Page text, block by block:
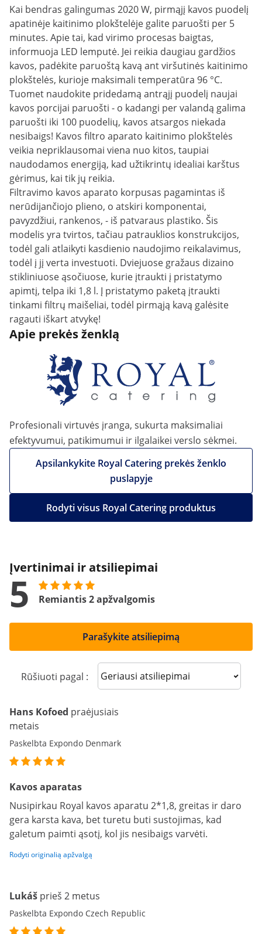
Kai bendras galingumas 2020 W, pirmąjį kavos puodelį
apatinėje kaitinimo plokštelėje galite paruošti per 5
minutes. Apie tai, kad virimo procesas baigtas,
informuoja LED lemputė. Jei reikia daugiau gardžios
kavos, padėkite paruoštą kavą ant viršutinės kaitinimo
plokštelės, kurioje maksimali temperatūra 96 °C.
Tuomet naudokite pridedamą antrąjį puodelį naujai
kavos porcijai paruošti - o kadangi per valandą galima
paruošti iki 100 puodelių, kavos atsargos niekada
nesibaigs! Kavos filtro aparato kaitinimo plokštelės
veikia nepriklausomai viena nuo kitos, taupiai
naudodamos energiją, kad užtikrintų idealiai karštus
gėrimus, kai tik jų reikia.
Filtravimo kavos aparato korpusas pagamintas iš
nerūdijančiojo plieno, o atskiri komponentai,
pavyzdžiui, rankenos, - iš patvaraus plastiko. Šis
modelis yra tvirtos, tačiau patrauklios konstrukcijos,
todėl gali atlaikyti kasdienio naudojimo reikalavimus,
todėl į jį verta investuoti. Dviejuose gražaus dizaino
stikliniuose ąsočiuose, kurie įtraukti į pristatymo
apimtį, telpa iki 1,8 l. Į pristatymo paketą įtraukti
tinkami filtrų maišeliai, todėl pirmąją kavą galėsite
ragauti iškart atvykę!
Apie prekės ženklą
Profesionali virtuvės įranga, sukurta maksimaliai
efektyvumui, patikimumui ir ilgalaikei verslo sėkmei.
Apsilankykite Royal Catering prekės ženklo
puslapyje
Rodyti visus Royal Catering produktus
Įvertinimai ir atsiliepimai
5 Remiantis 2 apžvalgomis
Parašykite atsiliepimą
Rūšiuoti pagal : Sort reviews
Hans Kofoed praėjusiais
metais
Paskelbta Expondo Denmark
Kavos aparatas
Nusipirkau Royal kavos aparatu 2*1,8, greitas ir daro
gera karsta kava, bet turetu buti sustojimas, kad
galetum paimti ąsotį, kol jis nesibaigs varvėti.
Rodyti originalią apžvalgą
Lukáš prieš 2 metus
Paskelbta Expondo Czech Republic